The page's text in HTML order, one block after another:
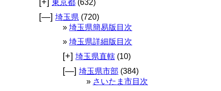
[+] 東京都 (632)
[—] 埼玉県 (720)
埼玉県簡易版目次
埼玉県詳細版目次
[+] 埼玉県直轄 (10)
[—] 埼玉県市部 (384)
さいたま市目次